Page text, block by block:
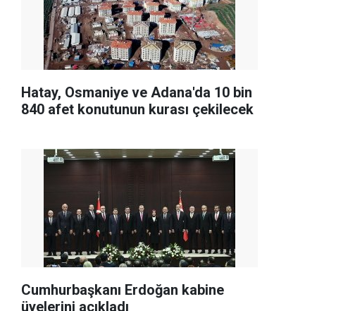
Hatay, Osmaniye ve Adana'da 10 bin
840 afet konutunun kurası çekilecek
Cumhurbaşkanı Erdoğan kabine
üyelerini açıkladı